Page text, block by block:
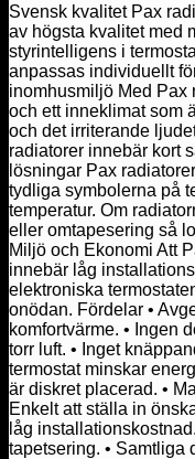
Svensk kvalitet Pax
av högsta kvalitet med
styrintelligens i
anpassas individuellt
inomhusmiljö Med Pax
och ett inneklimat som
och det irriterande
radiatorer innebär kort
lösningar Pax
tydliga symbolerna på
temperatur. Om
eller omtapesering så
Miljö och Ekonomi Att
innebär låg
elektroniska
onödan. Fördelar •
komfortvärme. • Ingen
torr luft. • Inget
termostat minskar
är diskret placerad. •
Enkelt att ställa in
låg
tapetsering. • Samtliga